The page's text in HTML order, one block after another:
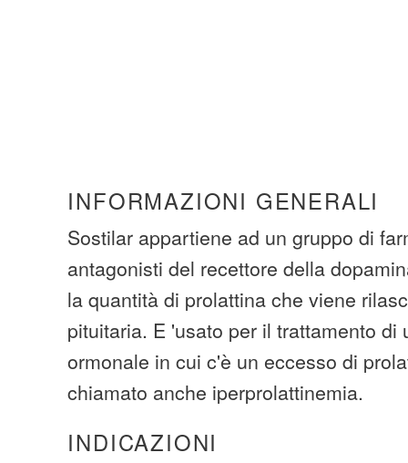
INFORMAZIONI GENERALI
Sostilar appartiene ad un gruppo di
antagonisti del recettore della
la quantità di prolattina che viene
pituitaria. E 'usato per il trattamento di
ormonale in cui c'è un eccesso di
chiamato anche iperprolattinemia.
INDICAZIONI